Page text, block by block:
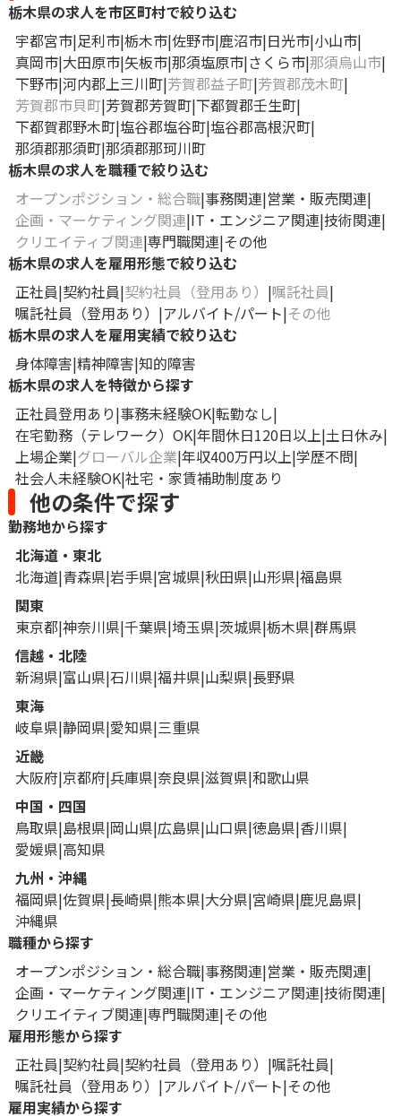
栃木県の求人を市区町村で絞り込む
宇都宮市 足利市 栃木市 佐野市 鹿沼市 日光市 小山市
真岡市 大田原市 矢板市 那須塩原市 さくら市 那須烏山市
下野市 河内郡上三川町 芳賀郡益子町 芳賀郡茂木町
芳賀郡市貝町 芳賀郡芳賀町 下都賀郡壬生町
下都賀郡野木町 塩谷郡塩谷町 塩谷郡高根沢町
那須郡那須町 那須郡那珂川町
栃木県の求人を職種で絞り込む
オープンポジション・総合職 事務関連 営業・販売関連
企画・マーケティング関連 IT・エンジニア関連 技術関連
クリエイティブ関連 専門職関連 その他
栃木県の求人を雇用形態で絞り込む
正社員 契約社員 契約社員（登用あり）
嘱託社員
嘱託社員（登用あり）
アルバイト/パート その他
栃木県の求人を雇用実績で絞り込む
身体障害 精神障害 知的障害
栃木県の求人を特徴から探す
正社員登用あり 事務未経験OK 転勤なし
在宅勤務（テレワーク）OK 年間休日120日以上 土日休み
上場企業 グローバル企業 年収400万円以上 学歴不問
社会人未経験OK 社宅・家賃補助制度あり
他の条件で探す
勤務地から探す
北海道・東北
北海道 青森県 岩手県 宮城県 秋田県 山形県 福島県
関東
東京都 神奈川県 千葉県 埼玉県 茨城県 栃木県 群馬県
信越・北陸
新潟県 富山県 石川県 福井県 山梨県 長野県
東海
岐阜県 静岡県 愛知県 三重県
近畿
大阪府 京都府 兵庫県 奈良県 滋賀県 和歌山県
中国・四国
鳥取県 島根県 岡山県 広島県 山口県 徳島県 香川県
愛媛県 高知県
九州・沖縄
福岡県 佐賀県 長崎県 熊本県 大分県 宮崎県 鹿児島県
沖縄県
職種から探す
オープンポジション・総合職 事務関連 営業・販売関連
企画・マーケティング関連 IT・エンジニア関連 技術関連
クリエイティブ関連 専門職関連 その他
雇用形態から探す
正社員 契約社員 契約社員（登用あり）
嘱託社員
嘱託社員（登用あり）
アルバイト/パート その他
雇用実績から探す